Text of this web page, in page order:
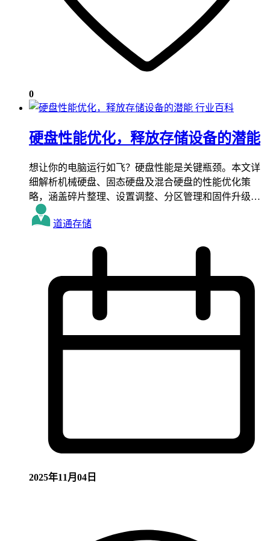
0
行业百科
硬盘性能优化，释放存储设备的潜能
想让你的电脑运行如飞？硬盘性能是关键瓶颈。本文详
细解析机械硬盘、固态硬盘及混合硬盘的性能优化策
略，涵盖碎片整理、设置调整、分区管理和固件升级…
道通存储
2025年11月04日